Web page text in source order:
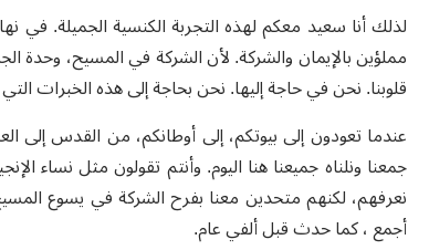
لذلك أنا سعيد معكم لهذه التجربة الكنسية الجميلة. في
مملؤين بالإيمان والشركة. لأن الشركة في المسيح، وحدة
قلوبنا. نحن في حاجة إليها. نحن بحاجة إلى هذه الخبرات التي توحدنا فيها
عندما تعودون إلى بيوتكم، إلى أوطانكم، من القدس إلى
نعرفهم، لكنهم متحدين معنا بفرح الشركة في يسوع
أجمع ، كما حدث قبل ألفي عام.